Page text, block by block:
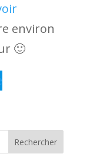
environ
🙂